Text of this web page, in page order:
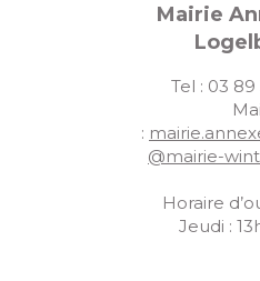
Mairie
Tel : 03 89
:
@mairie-
Horaire
Jeudi :